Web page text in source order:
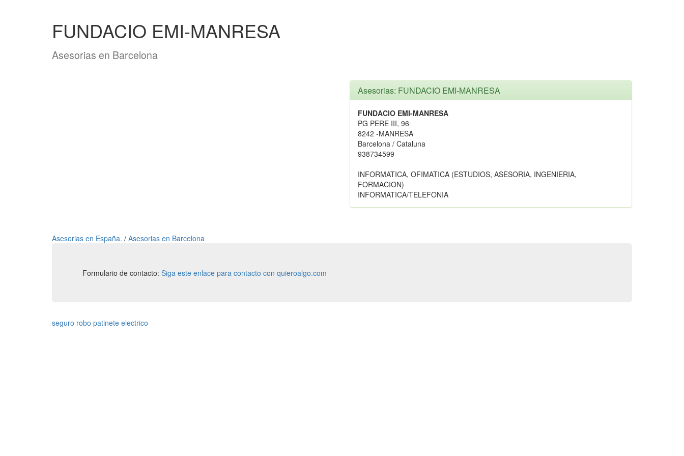
FUNDACIO EMI-MANRESA
Asesorias en Barcelona
Asesorias: FUNDACIO EMI-MANRESA
FUNDACIO EMI-MANRESA
PG PERE III, 96
8242 -MANRESA
Barcelona / Cataluna
938734599
INFORMATICA, OFIMATICA (ESTUDIOS, ASESORIA, INGENIERIA,
FORMACION)
INFORMATICA/TELEFONIA
Asesorias en España. / Asesorias en Barcelona
Formulario de contacto: Siga este enlace para contacto con quieroalgo.com
seguro robo patinete electrico